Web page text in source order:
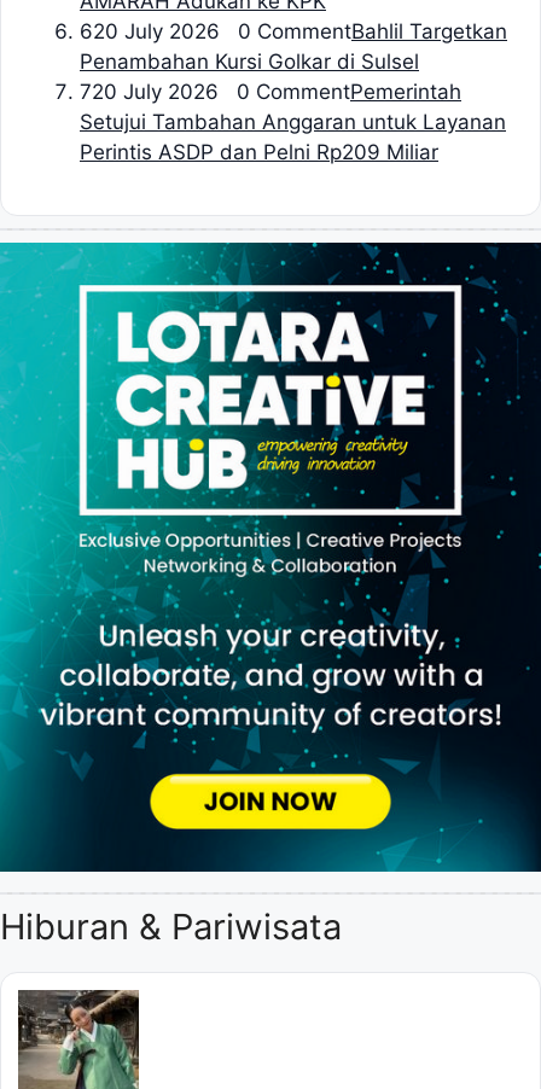
620 July 2026 0 CommentBahlil Targetkan
Penambahan Kursi Golkar di Sulsel
720 July 2026 0 CommentPemerintah
Setujui Tambahan Anggaran untuk Layanan
Perintis ASDP dan Pelni Rp209 Miliar
Hiburan & Pariwisata